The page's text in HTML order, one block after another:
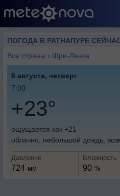
ПОГОДА В РАТНАПУРЕ
Все страны › Шри-Ланка
6 августа, четверг
7:00
+23°
ощущается как +21
облачно, небольшой дождь,
Давление
724 мм
Влажность
90 %